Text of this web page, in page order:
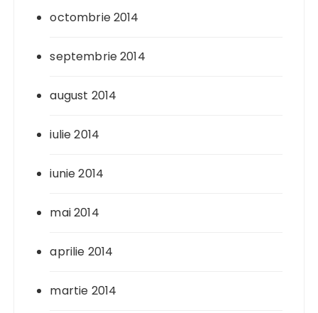
octombrie 2014
septembrie 2014
august 2014
iulie 2014
iunie 2014
mai 2014
aprilie 2014
martie 2014